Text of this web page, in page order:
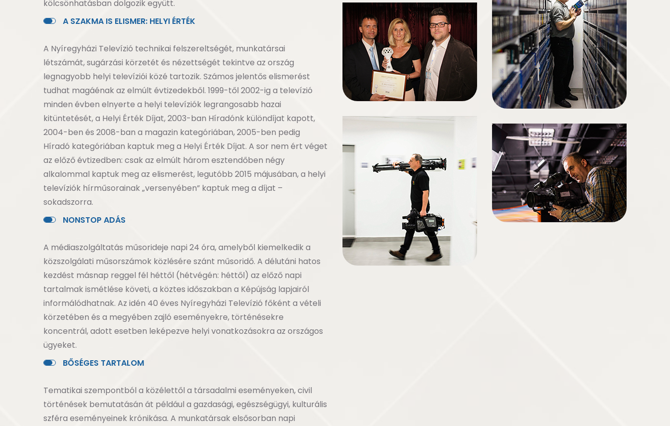
kölcsönhatásban dolgozik együtt.
A SZAKMA IS ELISMER: HELYI ÉRTÉK
A Nyíregyházi Televízió technikai felszereltségét, munkatársai
létszámát, sugárzási körzetét és nézettségét tekintve az ország
legnagyobb helyi televíziói közé tartozik. Számos jelentős elismerést
tudhat magáénak az elmúlt évtizedekből. 1999-től 2002-ig a televízió
minden évben elnyerte a helyi televíziók legrangosabb hazai
kitüntetését, a Helyi Érték Díjat, 2003-ban Híradónk különdíjat kapott,
2004-ben és 2008-ban a magazin kategóriában, 2005-ben pedig
Híradó kategóriában kaptuk meg a Helyi Érték Díjat. A sor nem ért véget
az előző évtizedben: csak az elmúlt három esztendőben négy
alkalommal kaptuk meg az elismerést, legutóbb 2015 májusában, a helyi
televíziók hírműsorainak „versenyében” kaptuk meg a díjat –
sokadszorra.
NONSTOP ADÁS
A médiaszolgáltatás műsorideje napi 24 óra, amelyből kiemelkedik a
közszolgálati műsorszámok közlésére szánt műsoridő. A délutáni hatos
kezdést másnap reggel fél héttől (hétvégén: héttől) az előző napi
tartalmak ismétlése követi, a köztes időszakban a Képújság lapjairól
informálódhatnak. Az idén 40 éves Nyíregyházi Televízió főként a vételi
körzetében és a megyében zajló eseményekre, történésekre
koncentrál, adott esetben leképezve helyi vonatkozásokra az országos
ügyeket.
BŐSÉGES TARTALOM
Tematikai szempontból a közélettől a társadalmi eseményeken, civil
történések bemutatásán át például a gazdasági, egészségügyi, kulturális
szféra eseményeinek krónikása. A munkatársak elsősorban napi